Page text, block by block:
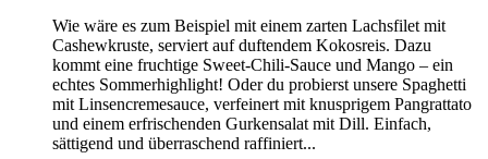
Wie wäre es zum Beispiel mit einem zarten Lachsfilet mit
Cashewkruste, serviert auf duftendem Kokosreis. Dazu
kommt eine fruchtige Sweet-Chili-Sauce und Mango – ein
echtes Sommerhighlight! Oder du probierst unsere Spaghetti
mit Linsencremesauce, verfeinert mit knusprigem Pangrattato
und einem erfrischenden Gurkensalat mit Dill. Einfach,
sättigend und überraschend raffiniert...